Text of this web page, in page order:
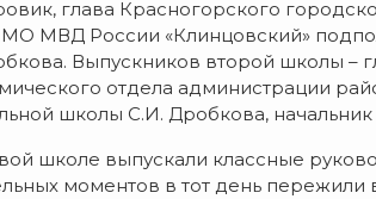
глава Красногорского
МВД России «Клинцовский»
Выпускников второй школы –
отдела администрации
школы С.И. Дробкова,
школе выпускали классные
моментов в тот день пережили